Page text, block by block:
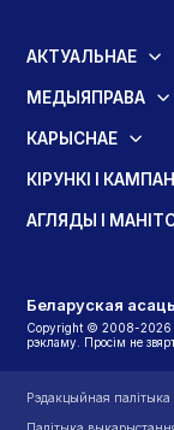
АКТУАЛЬНАЕ
МЕДЫЯПРАВА
КАРЫСНАЕ
КІРУНКІ І
АГЛЯДЫ І
Беларуская
Copyright © 2008-2026
рэкламу. Просім не
Рэдакцыйная